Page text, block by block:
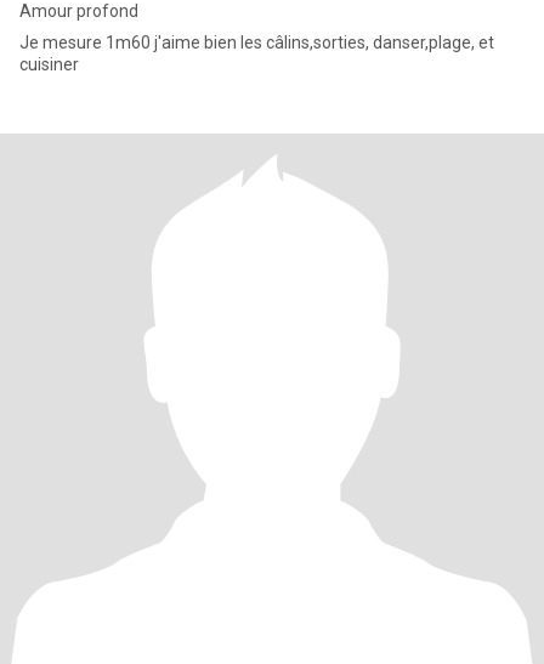
Amour profond
Je mesure 1m60 j'aime bien les câlins,sorties, danser,plage, et
cuisiner